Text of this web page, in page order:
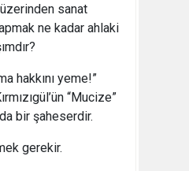
sanat
ne kadar ahlaki
hakkını yeme!”
“Mucize”
bir şaheserdir.
gerekir.